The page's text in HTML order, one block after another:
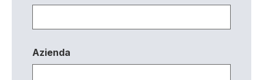
Azienda